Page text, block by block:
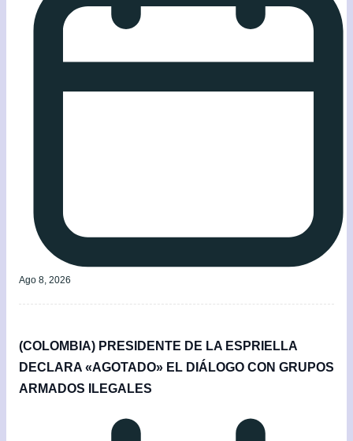
Ago 8, 2026
(COLOMBIA) PRESIDENTE DE LA ESPRIELLA
DECLARA «AGOTADO» EL DIÁLOGO CON GRUPOS
ARMADOS ILEGALES